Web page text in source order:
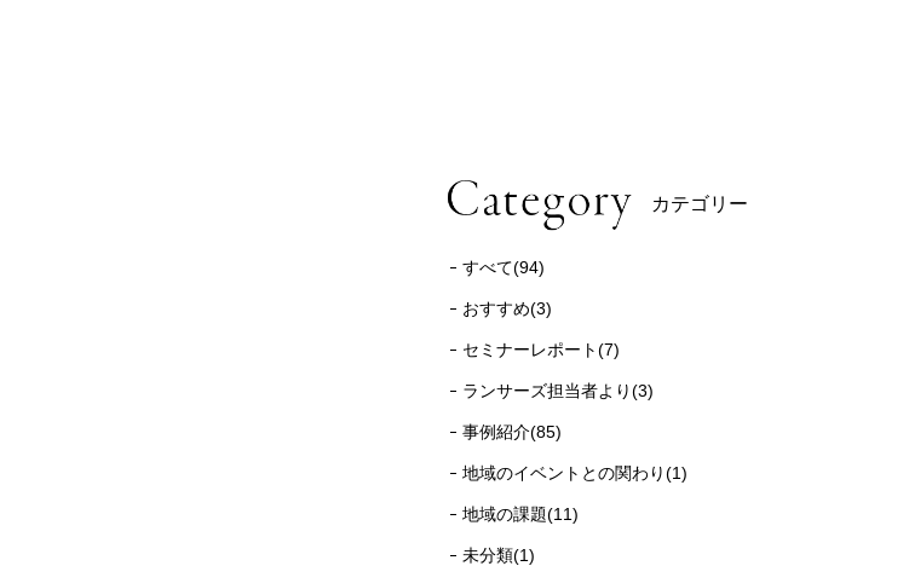
カテゴリー
すべて(94)
おすすめ(3)
セミナーレポート(7)
ランサーズ担当者より(3)
事例紹介(85)
地域のイベントとの関わり(1)
地域の課題(11)
未分類(1)